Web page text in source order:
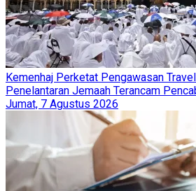
Kemenhaj Perketat Pengawasan
Penelantaran Jemaah Terancam
Jumat, 7 Agustus 2026